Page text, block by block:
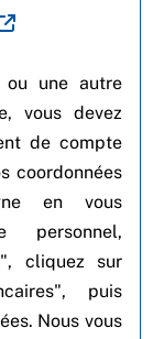
ou une autre
vous devez
de compte
coordonnées
en vous
personnel,
cliquez sur
puis
Nous vous